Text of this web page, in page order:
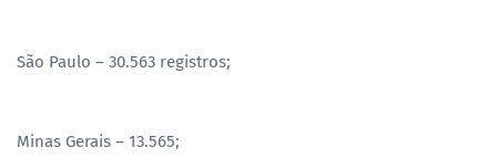
São Paulo – 30.563 registros;
Minas Gerais – 13.565;